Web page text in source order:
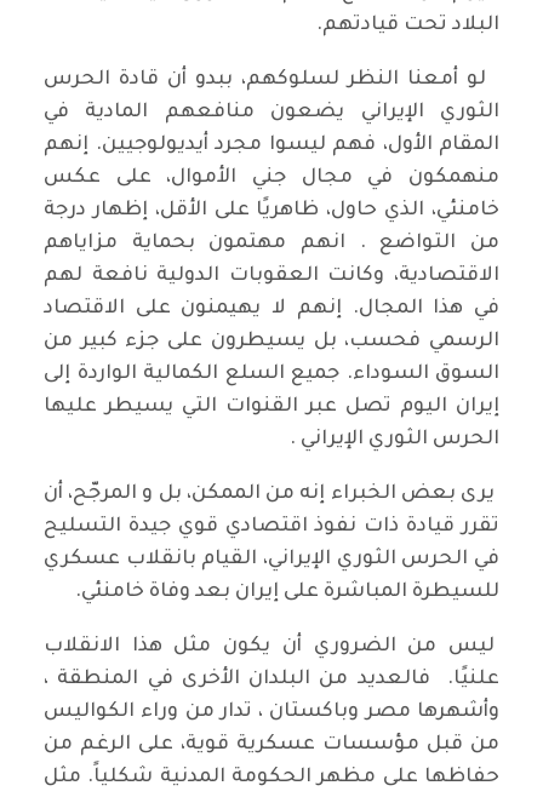
البلاد تحت قيادتهم.
لو أمعنا النظر لسلوكهم، ببدو أن قادة الحرس
الثوري الإيراني يضعون منافعهم المادية في
المقام الأول، فهم ليسوا مجرد أيديولوجيين. إنهم
منهمكون في مجال جني الأموال، على عكس
خامنئي، الذي حاول، ظاهريًا على الأقل، إظهار درجة
من التواضع . انهم مهتمون بحماية مزاياهم
الاقتصادية، وكانت العقوبات الدولية نافعة لهم
في هذا المجال. إنهم لا يهيمنون على الاقتصاد
الرسمي فحسب، بل يسيطرون على جزء كبير من
السوق السوداء. جميع السلع الكمالية الواردة إلى
إيران اليوم تصل عبر القنوات التي يسيطر عليها
الحرس الثوري الإيراني .
يرى بعض الخبراء إنه من الممكن، بل و المرجّح، أن
تقرر قيادة ذات نفوذ اقتصادي قوي جيدة التسليح
في الحرس الثوري الإيراني، القيام بانقلاب عسكري
للسيطرة المباشرة على إيران بعد وفاة خامنئي.
ليس من الضروري أن يكون مثل هذا الانقلاب
علنيًا. فالعديد من البلدان الأخرى في المنطقة ،
وأشهرها مصر وباكستان ، تدار من وراء الكواليس
من قبل مؤسسات عسكرية قوية، على الرغم من
حفاظها على مظهر الحكومة المدنية شكلياً. مثل